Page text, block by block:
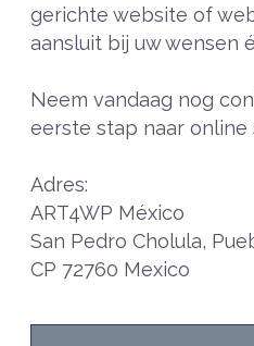
gerichte website of
aansluit bij uw wensen
Neem vandaag nog
eerste stap naar online
Adres:
ART4WP México
San Pedro Cholula,
CP 72760 Mexico